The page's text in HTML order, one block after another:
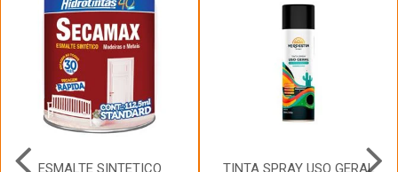
ESMALTE SINTETICO TINTA SPRAY USO GERAL